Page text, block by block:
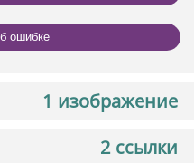
ошибке
1 изображение
2 ссылки